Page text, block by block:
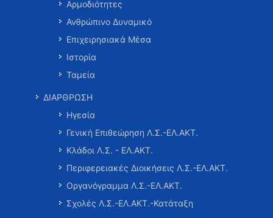
Αρμοδιότητες
Ανθρώπινο Δυναμικό
Επιχειρησιακά Μέσα
Ιστορία
Ταμεία
ΔΙΑΡΘΡΩΣΗ
Ηγεσία
Γενική Επιθεώρηση Λ.Σ.-ΕΛ.ΑΚΤ.
Κλάδοι Λ.Σ. - ΕΛ.ΑΚΤ.
Περιφερειακές Διοικήσεις Λ.Σ.-ΕΛ.ΑΚΤ.
Οργανόγραμμα Λ.Σ.-ΕΛ.ΑΚΤ.
Σχολές Λ.Σ.-ΕΛ.ΑΚΤ.-Κατάταξη